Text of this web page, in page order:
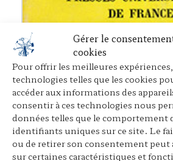
Gérer le
cookies
Pour offrir les meilleures
technologies telles que les cookies
accéder aux informations des
consentir à ces technologies nous
données telles que le comportement
identifiants uniques sur ce site. Le
ou de retirer son consentement
sur certaines caractéristiques et
Le droit de la famille
Avec Jean-Paul Branlard, PUF , 1972